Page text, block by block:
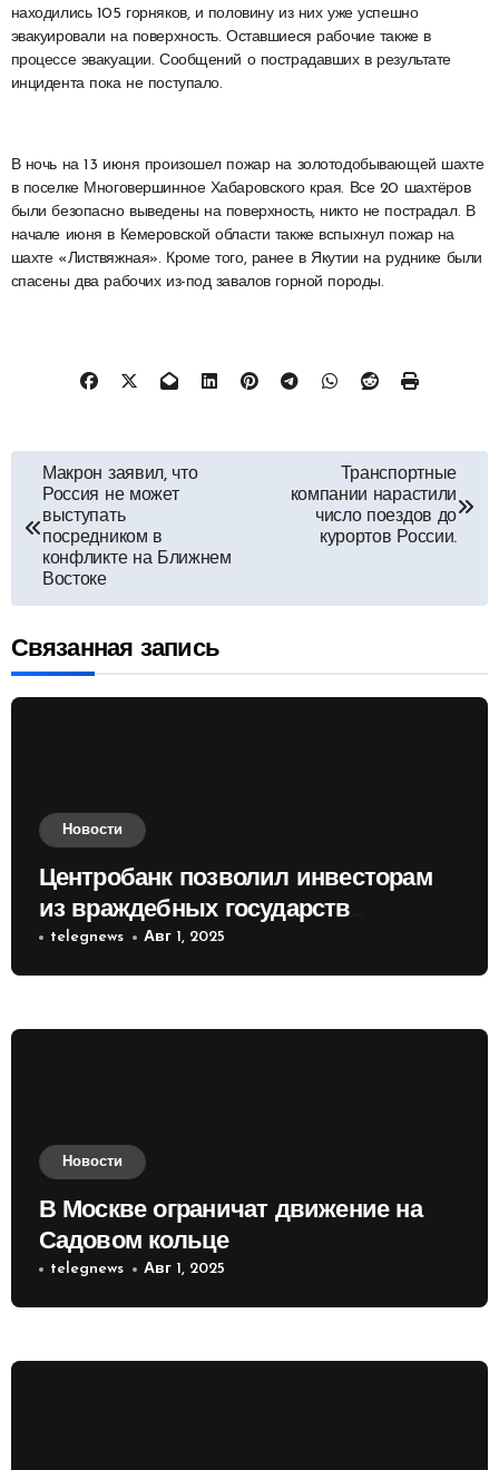
находились 105 горняков, и половину из них уже успешно
эвакуировали на поверхность. Оставшиеся рабочие также в
процессе эвакуации. Сообщений о пострадавших в результате
инцидента пока не поступало.
В ночь на 13 июня произошел пожар на золотодобывающей шахте
в поселке Многовершинное Хабаровского края. Все 20 шахтёров
были безопасно выведены на поверхность, никто не пострадал. В
начале июня в Кемеровской области также вспыхнул пожар на
шахте «Листвяжная». Кроме того, ранее в Якутии на руднике были
спасены два рабочих из-под завалов горной породы.
Навигация
по
записям
Макрон заявил, что
Россия не может
выступать
посредником в
конфликте на Ближнем
Востоке
Транспортные
компании нарастили
число поездов до
курортов России.
Связанная запись
Новости
Центробанк позволил инвесторам
из враждебных государств
приобретать валюту
telegnews Авг 1, 2025
Новости
В Москве ограничат движение на
Садовом кольце
telegnews Авг 1, 2025